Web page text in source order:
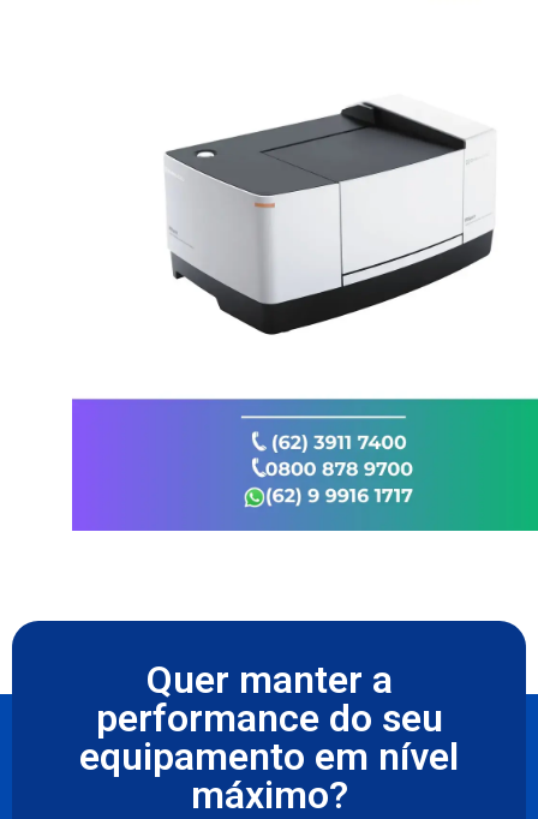
Quer manter a
performance do seu
equipamento em nível
máximo?